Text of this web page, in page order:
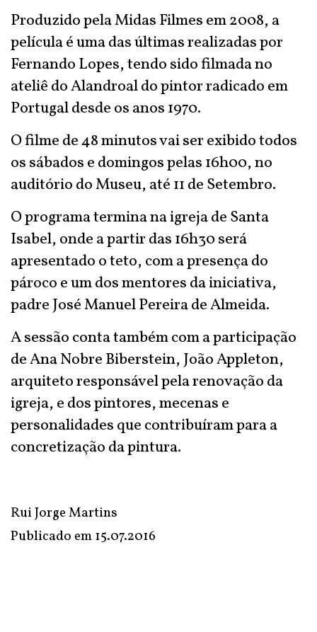
Produzido pela Midas Filmes em 2008, a
película é uma das últimas realizadas por
Fernando Lopes, tendo sido filmada no
ateliê do Alandroal do pintor radicado em
Portugal desde os anos 1970.
O filme de 48 minutos vai ser exibido todos
os sábados e domingos pelas 16h00, no
auditório do Museu, até 11 de Setembro.
O programa termina na igreja de Santa
Isabel, onde a partir das 16h30 será
apresentado o teto, com a presença do
pároco e um dos mentores da iniciativa,
padre José Manuel Pereira de Almeida.
A sessão conta também com a participação
de Ana Nobre Biberstein, João Appleton,
arquiteto responsável pela renovação da
igreja, e dos pintores, mecenas e
personalidades que contribuíram para a
concretização da pintura.
Rui Jorge Martins
Publicado em15.07.2016